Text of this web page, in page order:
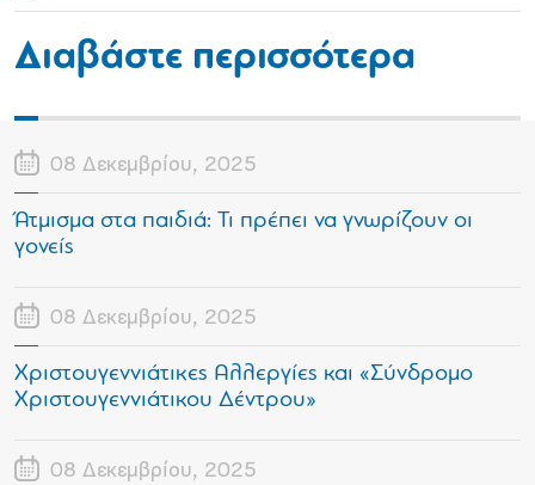
Διαβάστε περισσότερα
08 Δεκεμβρίου, 2025
Άτμισμα στα παιδιά: Τι πρέπει να γνωρίζουν οι
γονείς
08 Δεκεμβρίου, 2025
Χριστουγεννιάτικες Αλλεργίες και «Σύνδρομο
Χριστουγεννιάτικου Δέντρου»
08 Δεκεμβρίου, 2025